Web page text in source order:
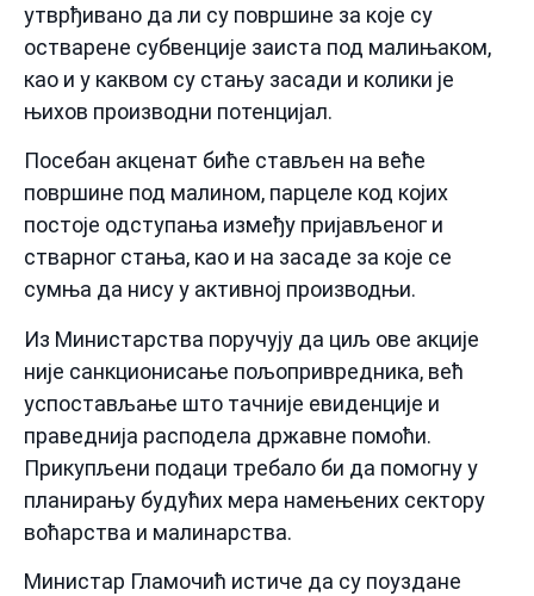
утврђивано да ли су површине за које су
остварене субвенције заиста под малињаком,
као и у каквом су стању засади и колики је
њихов производни потенцијал.
Посебан акценат биће стављен на веће
површине под малином, парцеле код којих
постоје одступања између пријављеног и
стварног стања, као и на засаде за које се
сумња да нису у активној производњи.
Из Министарства поручују да циљ ове акције
није санкционисање пољопривредника, већ
успостављање што тачније евиденције и
праведнија расподела државне помоћи.
Прикупљени подаци требало би да помогну у
планирању будућих мера намењених сектору
воћарства и малинарства.
Министар Гламочић истиче да су поуздане